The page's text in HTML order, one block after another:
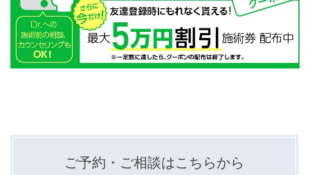
ご予約・ご相談はこちらから